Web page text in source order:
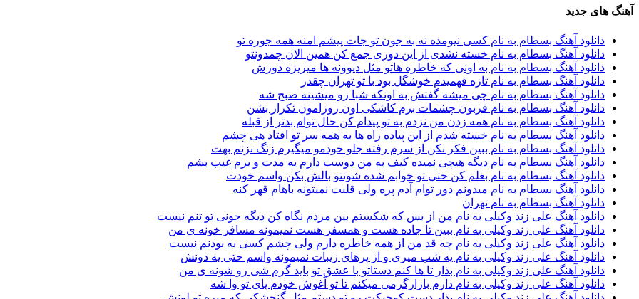
آهنگ های جدید
دانلود آهنگ بسطام به نام کسی نیومده نه به جون تو جات پیشم امنه همه جوره تو
دانلود آهنگ بسطام به نام خسته نشدی از این دوری جمع کن همین الان چمدونتو
دانلود آهنگ بسطام به نام به اونی که خاطره هاتو مثل دیوونه ها میریزه دورش
دانلود آهنگ بسطام به نام تازه فهمیدم خوشگل بود با تو تهران چقدر
دانلود آهنگ بسطام به نام چی میشه گفتش به اونکه شبا رو میشینه صبح شه
دانلود آهنگ بسطام به نام قربون چشمات برم کاشکی اون روزامون تکرار بشن
دانلود آهنگ بسطام به نام همه زدن من نزدم به تو پیدام کن حال توام بدتر از قبله
دانلود آهنگ بسطام به نام خسته شدم از این پیاده راه ها به همه سر تو افتاد هی چشم
دانلود آهنگ بسطام به نام ببین فکر نکن از سرم رفته جلو خودمو میگیرم زنگ نزنم بهت
دانلود آهنگ بسطام به نام دیگه هیچی نمیده کیف به من دوست دارم یه مدت و برم غیب بشم
دانلود آهنگ بسطام به نام بغلم کن حتی تو خوابم شده شونتو بالش بکن واسم خودت
دانلود آهنگ بسطام به نام میدونم دور توام آدم پره ولی قلبت نمیتونه باهام قهر کنه
دانلود آهنگ بسطام به نام تهران
دانلود آهنگ علی زند وکیلی به نام من از بس كه شكستم بین مردم نگاه كن دیگه جونى تو تنم نیست
دانلود آهنگ علی زند وکیلی به نام ببین تا جاده هست و همسفر هست نمیمونه مسافر خونه ی من
دانلود آهنگ علی زند وکیلی به نام چه قد من از همه خاطره دارم ولی چشم كسی به بودنم نیست
دانلود آهنگ علی زند وکیلی به نام یه شب میرى و از پرهای زيبات نمیمونه واسم حتی یه دونش
دانلود آهنگ علی زند وکیلی به نام بذار تا ها كنم دستاتو با عشق تو باید گرم شی رو شونه ى من
دانلود آهنگ علی زند وکیلی به نام دارم بازارگرمی میكنم تا تو آغوش خودم پای تو وا شه